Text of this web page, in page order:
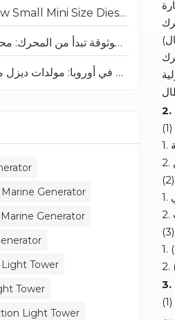
Size Diesel Gasoline Marine Generator for Boat
Generator
Generator
Tower
Tower
Light Tower